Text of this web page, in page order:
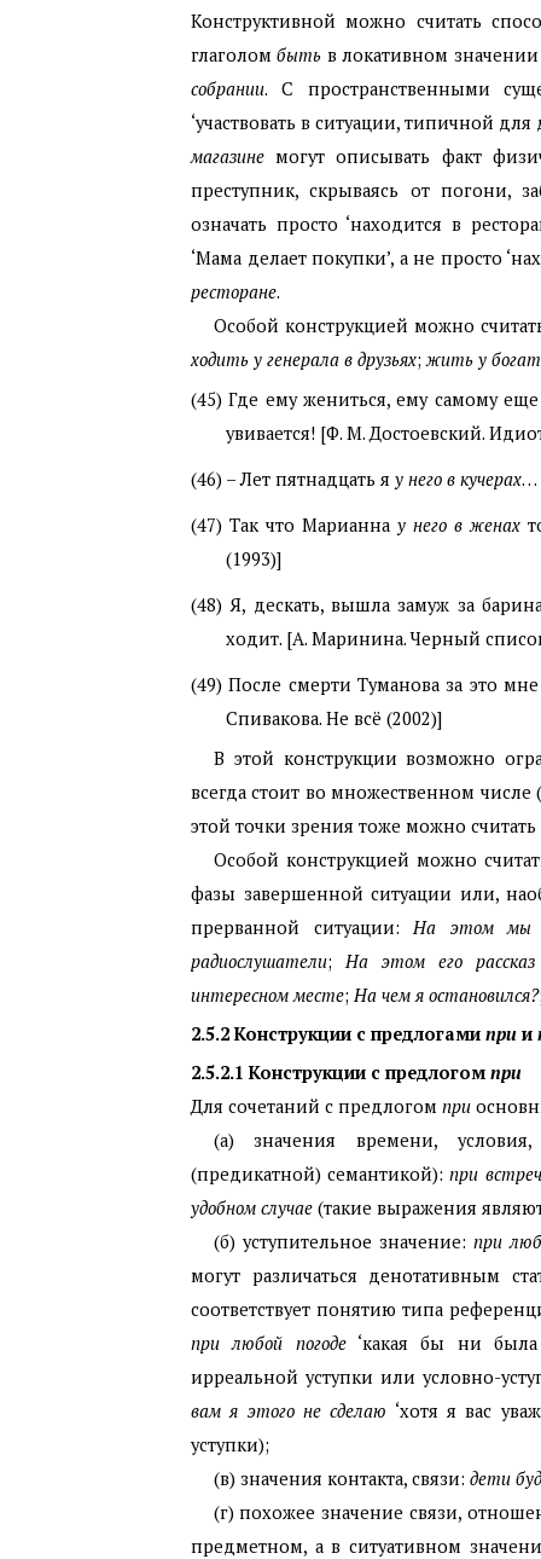
Конструктивной можно считать
глаголомбыть в локативном
собрании. С пространственными
‘участвовать в ситуации, типичной
магазине могут описывать факт
преступник, скрываясь от погони,
означать просто ‘находится в
‘Мама делает покупки’, а не просто
ресторане.
Особой конструкцией можно
ходить у генерала в друзьях;жить у
(45)Где ему жениться, ему самому
увивается! [Ф. М. Достоевский.
(46) – Лет пятнадцать я у него в кучерах…
(47) Так что Марианна у него в женах
(1993)]
(48)Я, дескать, вышла замуж за
ходит. [А. Маринина. Черный
(49)После смерти Туманова за это
Спивакова. Не всё (2002)]
В этой конструкции возможно
всегда стоит во множественном
этой точки зрения тоже можно
Особой конструкцией можно
фазы завершенной ситуации или,
прерванной ситуации:На этом мы
радиослушатели;На этом его рассказ
интересном месте;На чем я остановился?
2.5.2 Конструкции с предлогами при и
2.5.2.1 Конструкции с предлогом при
Для сочетаний с предлогом при
(а) значения времени,
(предикатной) семантикой):при
удобном случае (такие выражения
(б) уступительное значение: при
могут различаться денотативным
соответствует понятию типа
при любой погоде‘какая бы ни была
ирреальной уступки или условно-
вам я этого не сделаю ‘хотя я вас
уступки);
(в) значения контакта, связи: дети
(г) похожее значение связи,
предметном, а в ситуативном